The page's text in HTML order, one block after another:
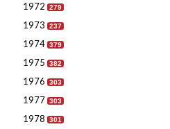
1972 279
1973 237
1974 379
1975 382
1976 303
1977 303
1978 301